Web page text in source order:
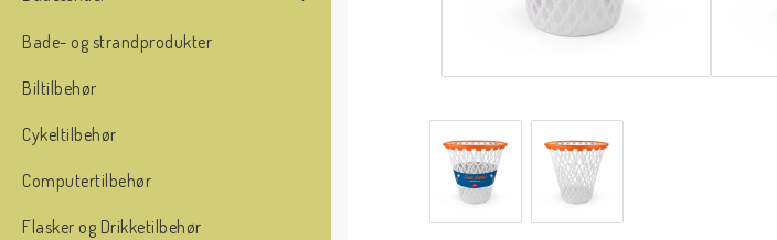
Bade- og strandprodukter
Biltilbehør
Cykeltilbehør
Computertilbehør
Flasker og Drikketilbehør